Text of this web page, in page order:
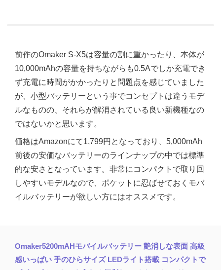
前作のOmaker S-X5は容量の割に重かったり、本体が
10,000mAhの容量を持ちながらも0.5Aでしか充電でき
ず充電に時間がかかったりと問題点を感じていました
が、小型バッテリーという事でコンセプトは違うモデ
ルなものの、それらが解消されている良い新機種なの
ではないかと思います。
価格はAmazonにて1,799円となっており、5,000mAh
前後の安価なバッテリーのラインナップの中では標準
的な安さとなっています。非常にコンパクトで取り回
しやすいモデルなので、ポケットに忍ばせておくモバ
イルバッテリーが欲しい方にはオススメです。
Omaker5200mAHモバイルバッテリー 艶消しな表面 高級
感いっぱい 手のひらサイズ LEDライト搭載 コンパクトで